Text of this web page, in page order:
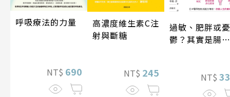
呼吸療法的力量
NT$ 690
高濃度維生素C注
射與斷糖
NT$ 245
過敏、肥胖或憂
鬱？其實是腸道
NT$